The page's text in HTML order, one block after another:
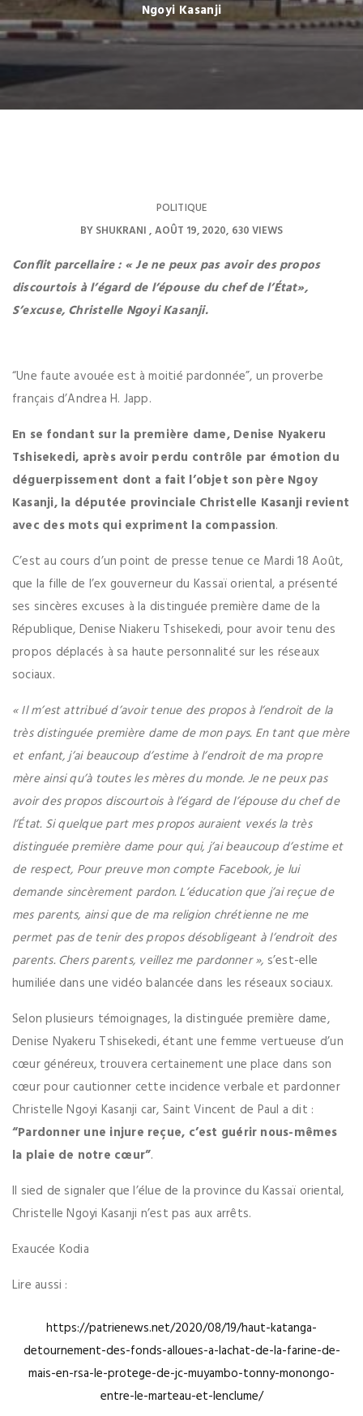
Ngoyi Kasanji
POLITIQUE
BYSHUKRANI AOÛT 19, 2020 630 VIEWS
Conflit parcellaire : « Je ne peux pas avoir des propos
discourtois à l’égard de l’épouse du chef de l’État»,
S’excuse, Christelle Ngoyi Kasanji.
“Une faute avouée est à moitié pardonnée”, un proverbe
français d’Andrea H. Japp.
En se fondant sur la première dame, Denise Nyakeru
Tshisekedi, après avoir perdu contrôle par émotion du
déguerpissement dont a fait l’objet son père Ngoy
Kasanji, la députée provinciale Christelle Kasanji revient
avec des mots qui expriment la compassion.
C’est au cours d’un point de presse tenue ce Mardi 18 Août,
que la fille de l’ex gouverneur du Kassaï oriental, a présenté
ses sincères excuses à la distinguée première dame de la
République, Denise Niakeru Tshisekedi, pour avoir tenu des
propos déplacés à sa haute personnalité sur les réseaux
sociaux.
« Il m’est attribué d’avoir tenue des propos à l’endroit de la
très distinguée première dame de mon pays. En tant que mère
et enfant, j’ai beaucoup d’estime à l’endroit de ma propre
mère ainsi qu’à toutes les mères du monde. Je ne peux pas
avoir des propos discourtois à l’égard de l’épouse du chef de
l’État. Si quelque part mes propos auraient vexés la très
distinguée première dame pour qui, j’ai beaucoup d’estime et
de respect, Pour preuve mon compte Facebook, je lui
demande sincèrement pardon. L’éducation que j’ai reçue de
mes parents, ainsi que de ma religion chrétienne ne me
permet pas de tenir des propos désobligeant à l’endroit des
parents. Chers parents, veillez me pardonner », s’est-elle
humiliée dans une vidéo balancée dans les réseaux sociaux.
Selon plusieurs témoignages, la distinguée première dame,
Denise Nyakeru Tshisekedi, étant une femme vertueuse d’un
cœur généreux, trouvera certainement une place dans son
cœur pour cautionner cette incidence verbale et pardonner
Christelle Ngoyi Kasanji car, Saint Vincent de Paul a dit :
“Pardonner une injure reçue, c’est guérir nous-mêmes
la plaie de notre cœur”.
Il sied de signaler que l’élue de la province du Kassaï oriental,
Christelle Ngoyi Kasanji n’est pas aux arrêts.
Exaucée Kodia
Lire aussi :
https://patrienews.net/2020/08/19/haut-katanga-
detournement-des-fonds-alloues-a-lachat-de-la-farine-de-
mais-en-rsa-le-protege-de-jc-muyambo-tonny-monongo-
entre-le-marteau-et-lenclume/